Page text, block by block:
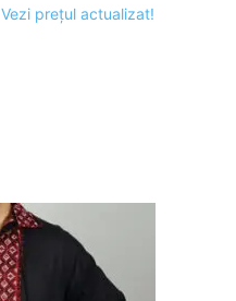
Vezi prețul actualizat!